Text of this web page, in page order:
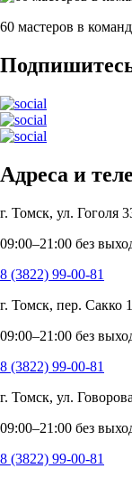
60 мастеров в
Адреса и
г. Томск, ул. Гоголя
09:00–21:00 без
8 (3822) 99-00-81
г. Томск, пер. Сакко
09:00–21:00 без
8 (3822) 99-00-81
г. Томск, ул.
09:00–21:00 без
8 (3822) 99-00-81